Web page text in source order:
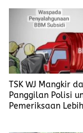
TSK WJ Mangkir
Panggilan Polisi
Pemeriksaan